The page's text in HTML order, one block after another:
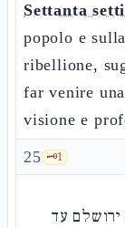
Settanta
popolo e
ribellione,
far venire
visione e
25 🗝️1
עד